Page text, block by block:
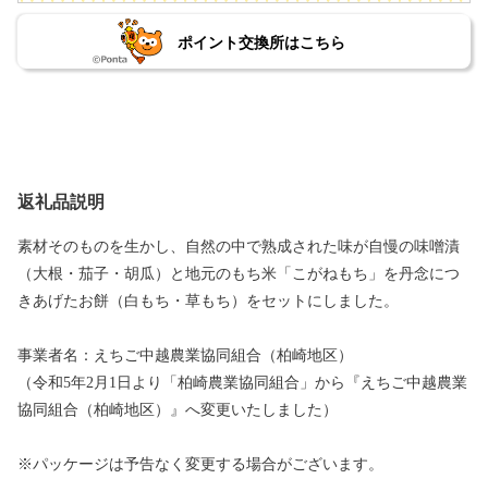
ポイント交換所はこちら
返礼品説明
素材そのものを生かし、自然の中で熟成された味が自慢の味噌漬
（大根・茄子・胡瓜）と地元のもち米「こがねもち」を丹念につ
きあげたお餅（白もち・草もち）をセットにしました。
事業者名：えちご中越農業協同組合（柏崎地区）
（令和5年2月1日より「柏崎農業協同組合」から『えちご中越農業
協同組合（柏崎地区）』へ変更いたしました）
※パッケージは予告なく変更する場合がございます。